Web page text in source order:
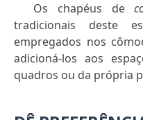
Os chapéus de
tradicionais deste
empregados nos
adicioná-los aos
quadros ou da própria